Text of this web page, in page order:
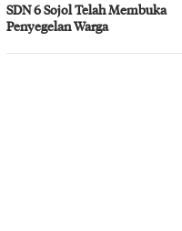
SDN 6 Sojol Telah Membuka
Penyegelan Warga